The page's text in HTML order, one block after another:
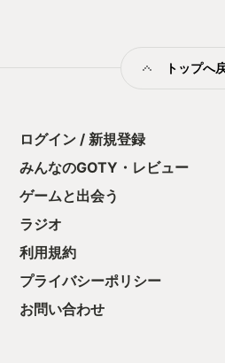
事前知識なく遊べるようになってい
いうと仲間の固有技）という、往年
ィ・クリエイツ、ロックマン9、10も
んです）。 固有技以外にも、敵や宝
めての武器とアクセサリー作成およ
を集めて拠点で回復や強化アイテム
ムの使用により倒せるようになると
に楽譜というアイテムを所持してい
ネソロボーカルバージョンに変わり
攻撃力が強化される、ガンヴォルト
トップへ
ログイン / 新規登録
みんなのGOTY・レビュー
ゲームと出会う
ラジオ
利用規約
プライバシーポリシー
お問い合わせ